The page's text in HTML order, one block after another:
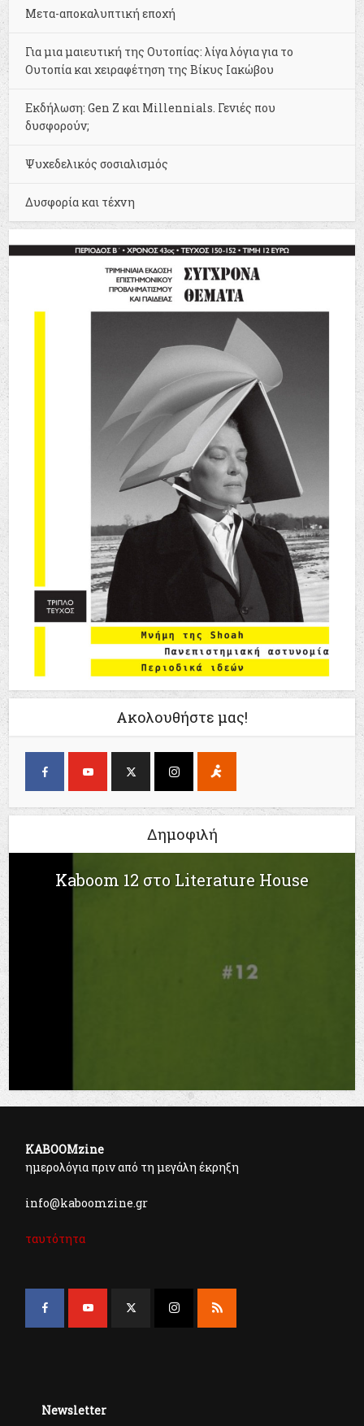
Μετα-αποκαλυπτική εποχή
Για μια μαιευτική της Ουτοπίας: λίγα λόγια για το
Ουτοπία και χειραφέτηση της Βίκυς Ιακώβου
Εκδήλωση: Gen Z και Millennials. Γενιές που
δυσφορούν;
Ψυχεδελικός σοσιαλισμός
Δυσφορία και τέχνη
Ακολουθήστε μας!
Δημοφιλή
Kaboom 12 στο Literature House
KABOOMzine
ημερολόγια πριν από τη μεγάλη έκρηξη
info@kaboomzine.gr
ταυτότητα
Newsletter